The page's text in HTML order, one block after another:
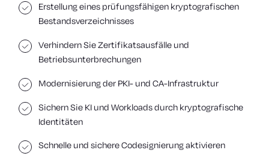
Erstellung eines prüfungsfähigen kryptografischen
Bestandsverzeichnisses
Verhindern Sie Zertifikatsausfälle und
Betriebsunterbrechungen
Modernisierung der PKI- und CA-Infrastruktur
Sichern Sie KI und Workloads durch kryptografische
Identitäten
Schnelle und sichere Codesignierung aktivieren